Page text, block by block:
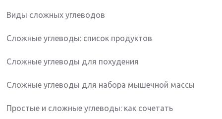
Виды сложных углеводов
Сложные углеводы: список продуктов
Сложные углеводы для похудения
Сложные углеводы для набора мышечной массы
Простые и сложные углеводы: как сочетать